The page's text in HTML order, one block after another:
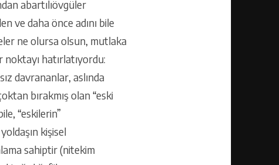
abartılıövgüler
ve daha önce adını bile
ne olursa olsun, mutlaka
noktayı hatırlatıyordu:
davrananlar, aslında
bırakmış olan “eski
“eskilerin”
kişisel
sahiptir (nitekim